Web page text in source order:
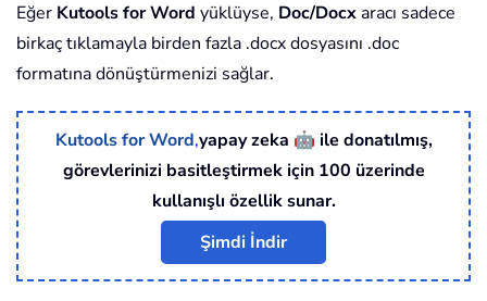
Eğer Kutools for Word yüklüyse, Doc/Docxaracı sadece
birkaç tıklamayla birden fazla .docx dosyasını .doc
formatına dönüştürmenizi sağlar.
Kutools for Word,yapay zeka 🤖 ile donatılmış,
görevlerinizi basitleştirmek için 100 üzerinde
kullanışlı özellik sunar.
Şimdi İndir